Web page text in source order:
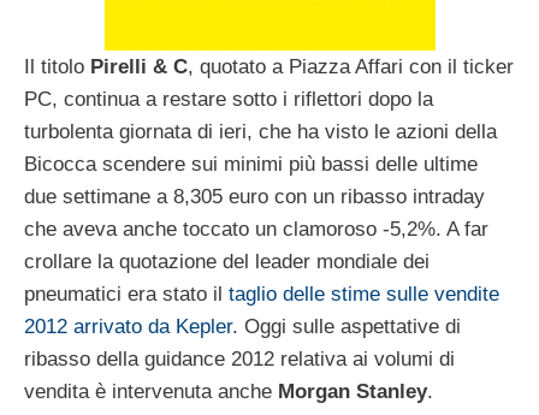
Il titolo Pirelli & C, quotato a Piazza Affari con il ticker
PC, continua a restare sotto i riflettori dopo la
turbolenta giornata di ieri, che ha visto le azioni della
Bicocca scendere sui minimi più bassi delle ultime
due settimane a 8,305 euro con un ribasso intraday
che aveva anche toccato un clamoroso -5,2%. A far
crollare la quotazione del leader mondiale dei
pneumatici era stato il taglio delle stime sulle vendite
2012 arrivato da Kepler. Oggi sulle aspettative di
ribasso della guidance 2012 relativa ai volumi di
vendita è intervenuta anche Morgan Stanley.